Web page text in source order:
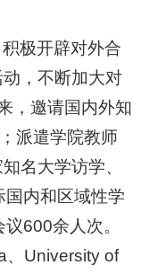
极开辟对外合
，不断加大对
，邀请国内外知
派遣学院教师
名大学访学、
内和区域性学
600余人次。
、University of